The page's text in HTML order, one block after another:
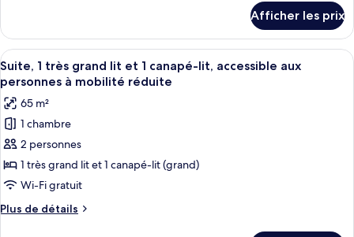
Chambre,
très
grand
lit
Chambre,
très
grand
lit
Afficher les prix
Afficher
toutes
les
photos
pour
ce
type
de
chambre :
Suite,
Un port de plaisance où de
7
Suite, 1 très grand lit et 1 canapé-lit, accessible aux
personnes à mobilité réduite
65 m²
1 chambre
2 personnes
1 très grand lit et 1 canapé-lit (grand)
Wi-Fi gratuit
Plus de détails
Plus